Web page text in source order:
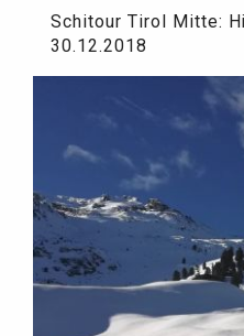
Schitour Tirol Mitte:
30.12.2018